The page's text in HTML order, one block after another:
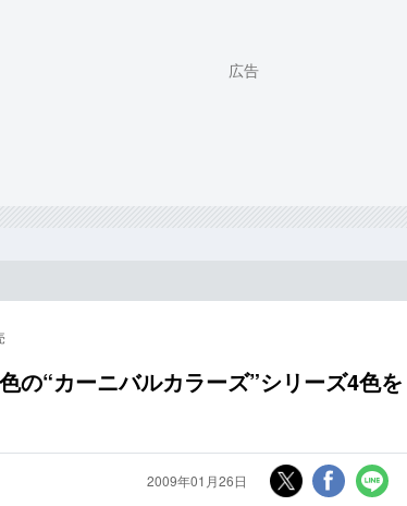
の“カーニバルカラーズ”シリーズ4色を
2009年01月26日